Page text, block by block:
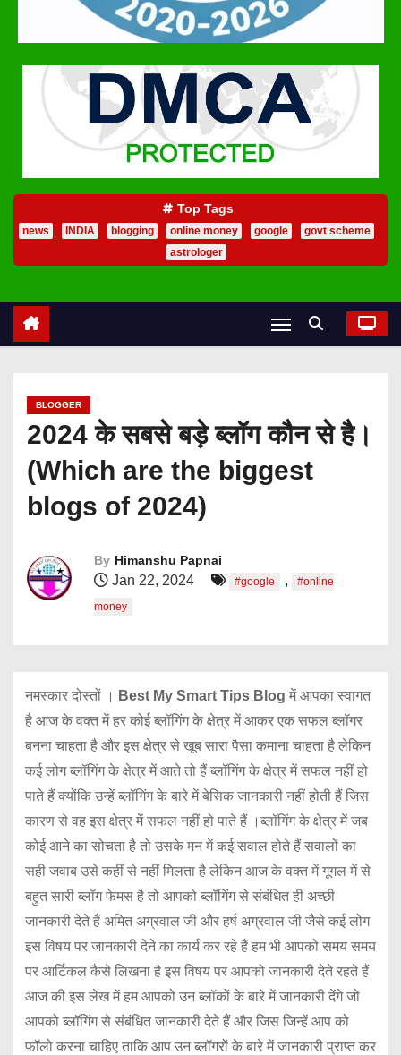
Top Tags
news INDIA blogging online money google
govt scheme
astrologer
BLOGGER
2024 के सबसे बड़े ब्लॉग कौन से है।
(Which are the biggest
blogs of 2024)
By Himanshu Papnai
Jan 22, 2024 #google ,
#online
money
नमस्कार दोस्तों । Best My Smart Tips Blog में आपका स्वागत
है आज के वक्त में हर कोई ब्लॉगिंग के क्षेत्र में आकर एक सफल ब्लॉगर
बनना चाहता है और इस क्षेत्र से खूब सारा पैसा कमाना चाहता है लेकिन
कई लोग ब्लॉगिंग के क्षेत्र में आते तो हैं ब्लॉगिंग के क्षेत्र में सफल नहीं हो
पाते हैं क्योंकि उन्हें ब्लॉगिंग के बारे में बेसिक जानकारी नहीं होती हैं जिस
कारण से वह इस क्षेत्र में सफल नहीं हो पाते हैं ।ब्लॉगिंग के क्षेत्र में जब
कोई आने का सोचता है तो उसके मन में कई सवाल होते हैं सवालों का
सही जवाब उसे कहीं से नहीं मिलता है लेकिन आज के वक्त में गूगल में से
बहुत सारी ब्लॉग फेमस है तो आपको ब्लॉगिंग से संबंधित ही अच्छी
जानकारी देते हैं अमित अग्रवाल जी और हर्ष अग्रवाल जी जैसे कई लोग
इस विषय पर जानकारी देने का कार्य कर रहे हैं हम भी आपको समय समय
पर आर्टिकल कैसे लिखना है इस विषय पर आपको जानकारी देते रहते हैं
आज की इस लेख में हम आपको उन ब्लॉकों के बारे में जानकारी देंगे जो
आपको ब्लॉगिंग से संबंधित जानकारी देते हैं और जिस जिन्हें आप को
फॉलो करना चाहिए ताकि आप उन ब्लॉगरों के बारे में जानकारी प्राप्त कर